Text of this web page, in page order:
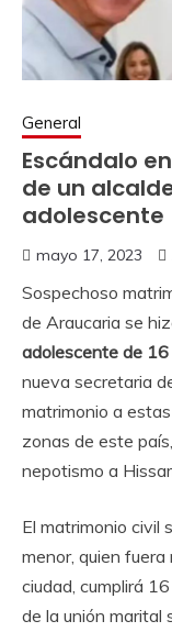
General
Escándalo
de un
adolescente
mayo 17, 2023
Sospechoso
de Araucaria se
adolescente de
nueva secretaria
matrimonio a
zonas de este
nepotismo a
El matrimonio civil
menor, quien
ciudad, cumplirá
de la unión marital